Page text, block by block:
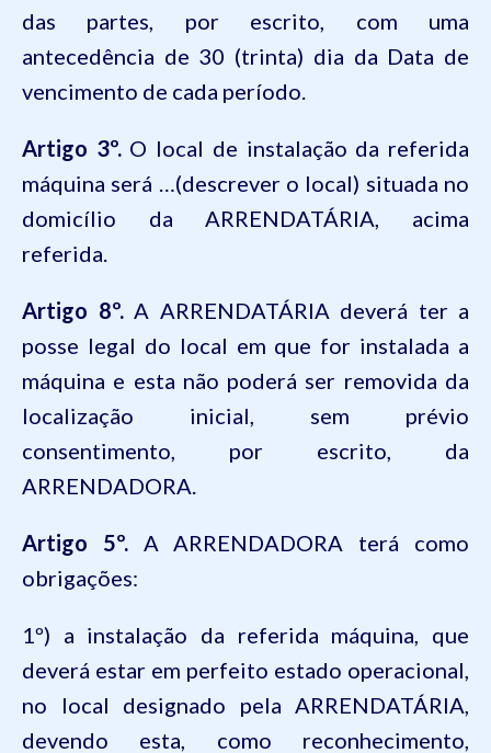
das partes, por escrito, com uma
antecedência de 30 (trinta) dia da Data de
vencimento de cada período.
Artigo 3º.O local de instalação da referida
máquina será …(descrever o local) situada no
domicílio da ARRENDATÁRIA, acima
referida.
Artigo 8º.A ARRENDATÁRIA deverá ter a
posse legal do local em que for instalada a
máquina e esta não poderá ser removida da
localização inicial, sem prévio
consentimento, por escrito, da
ARRENDADORA.
Artigo 5º.A ARRENDADORA terá como
obrigações:
1º) a instalação da referida máquina, que
deverá estar em perfeito estado operacional,
no local designado pela ARRENDATÁRIA,
devendo esta, como reconhecimento,